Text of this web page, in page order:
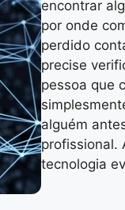
encontrar
por onde
perdido
precise
pessoa que
alguém
profissional.
tecnologia